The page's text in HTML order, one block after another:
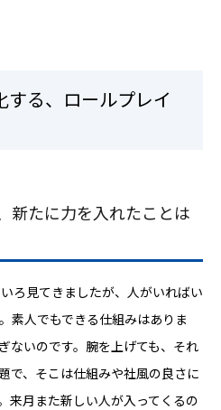
る、ロールプレイ
新たに力を入れたことは
ろ見てきましたが、人がいればい
素人でもできる仕組みはありま
ないのです。腕を上げても、それ
で、そこは仕組みや社風の良さに
来月また新しい人が入ってくるの